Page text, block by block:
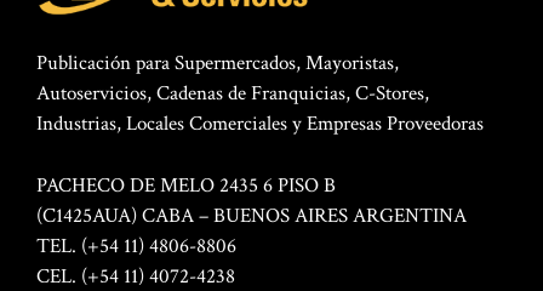
Publicación para Supermercados, Mayoristas,
Autoservicios, Cadenas de Franquicias, C-Stores,
Industrias, Locales Comerciales y Empresas Proveedoras
PACHECO DE MELO 2435 6 PISO B
(C1425AUA) CABA – BUENOS AIRES ARGENTINA
TEL. (+54 11) 4806-8806
CEL. (+54 11) 4072-4238